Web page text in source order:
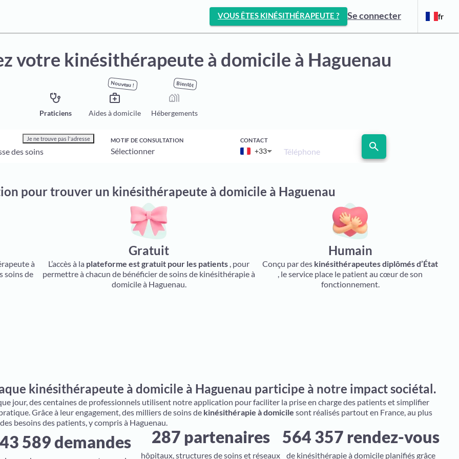
VOUS ÊTES KINÉSITHÉRAPEUTE ? Se connecter fr
votre kinésithérapeute à domicile à Haguenau
stethoscope
Praticiens
Nouveau !
medical_services
Aides à domicile
Bientôt
holiday_village
Hébergements
Je ne trouve pas l'adresse MOTIF DE CONSULTATION CONTACT
+33 Téléphone search
pour trouver un kinésithérapeute à domicile à Haguenau
à
soins de
Gratuit
L’accès à la plateforme est gratuit pour les patients , pour
permettre à chacun de bénéficier de soins de kinésithérapie à
domicile à Haguenau.
Humain
Conçu par des kinésithérapeutes diplômés d’État
, le service place le patient au cœur de son
fonctionnement.
kinésithérapeute à domicile à Haguenau participe à notre impact sociétal.
jour, des centaines de professionnels utilisent notre application pour faciliter la prise en charge des patients et simplifier
Grâce à leur engagement, des milliers de soins de kinésithérapie à domicile sont réalisés partout en France, au plus
besoins des patients, y compris à Haguenau.
589 demandes 287 partenaires
hôpitaux, structures de soins et réseaux
564 357 rendez-vous
de kinésithérapie à domicile planifiés grâce